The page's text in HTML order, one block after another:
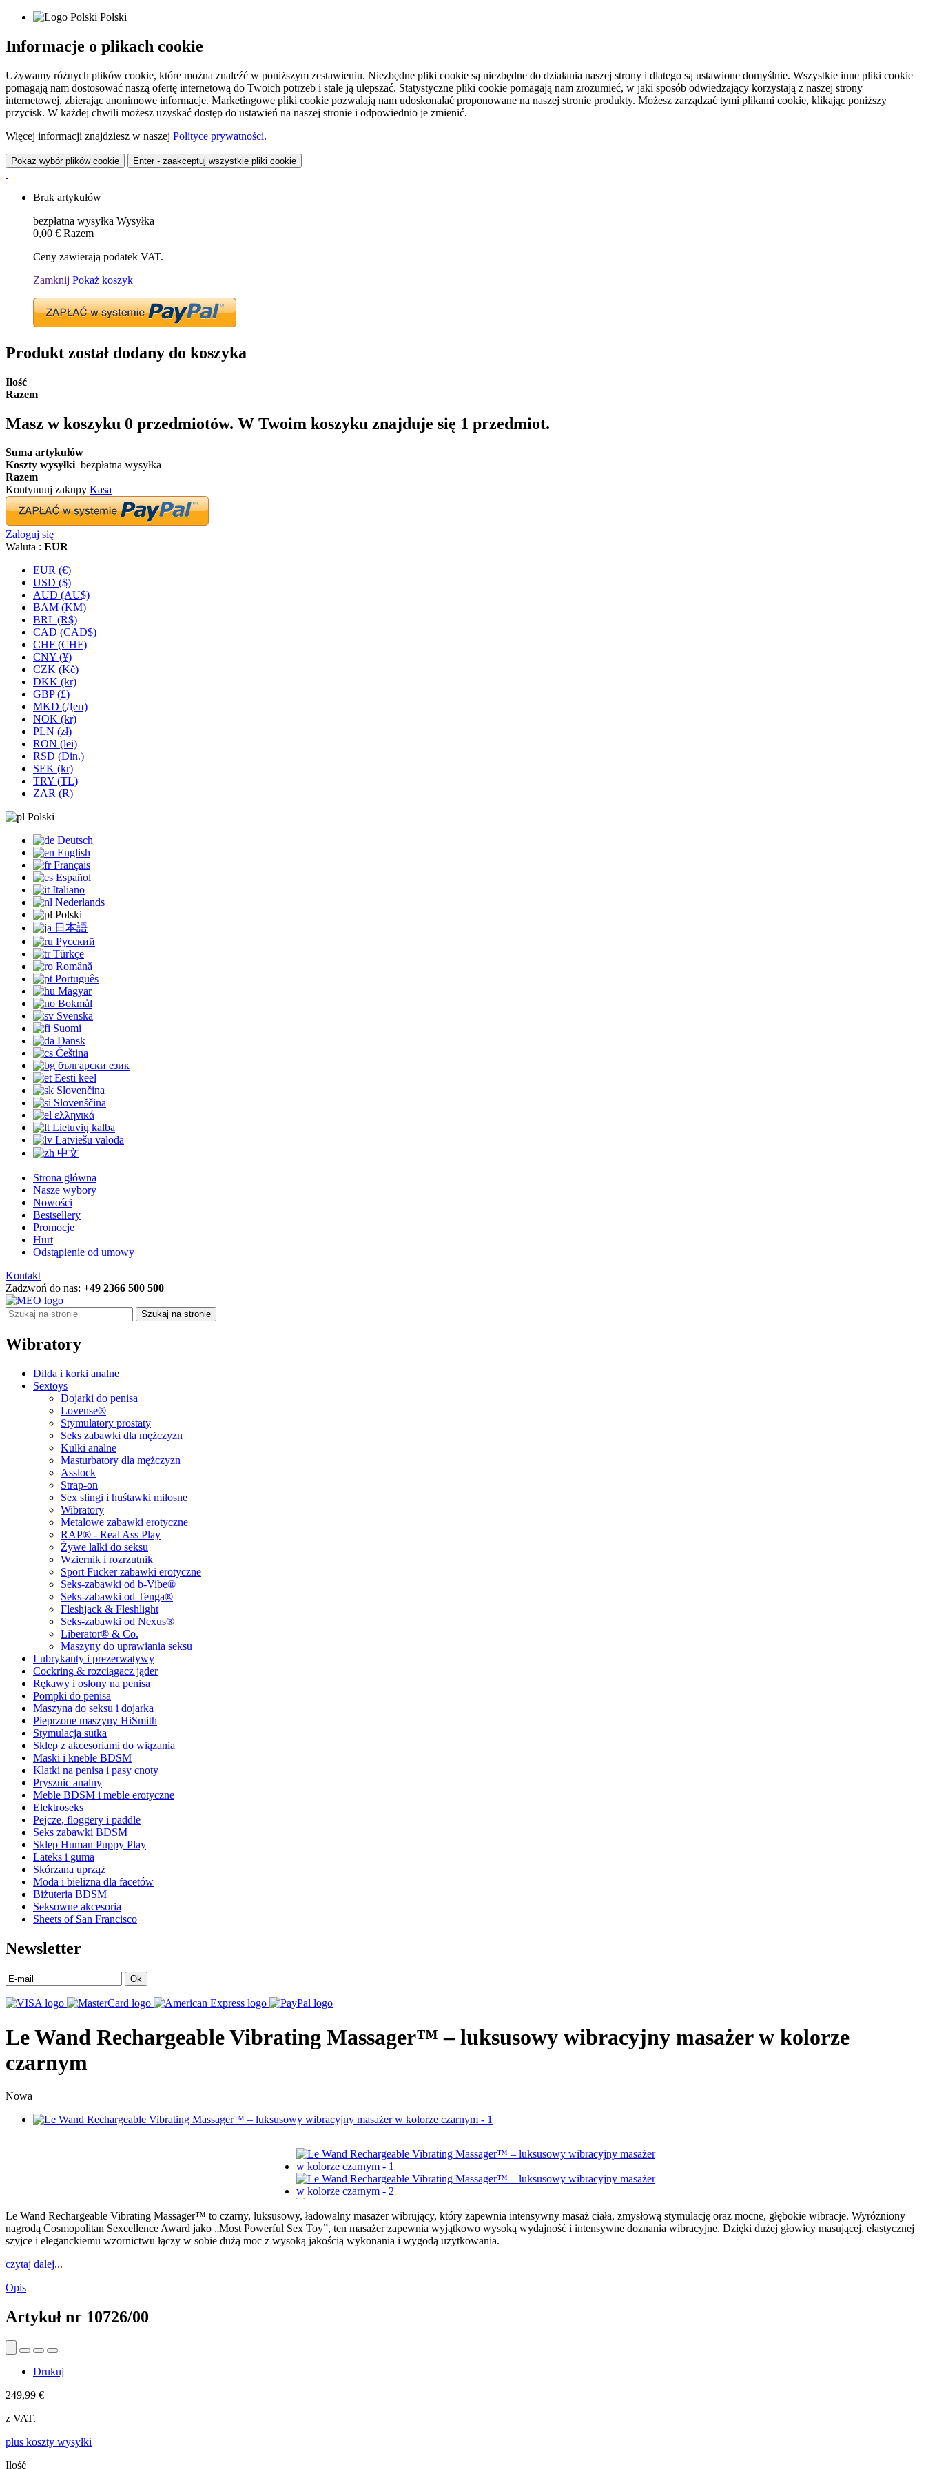
Polski
Informacje o plikach cookie
Używamy różnych plików cookie, które można znaleźć w poniższym zestawieniu. Niezbędne pliki cookie są niezbędne do działania naszej strony i dlatego są ustawione domyślnie. Wszystkie inne pliki cookie
pomagają nam dostosować naszą ofertę internetową do Twoich potrzeb i stale ją ulepszać. Statystyczne pliki cookie pomagają nam zrozumieć, w jaki sposób odwiedzający korzystają z naszej strony
internetowej, zbierając anonimowe informacje. Marketingowe pliki cookie pozwalają nam udoskonalać proponowane na naszej stronie produkty. Możesz zarządzać tymi plikami cookie, klikając poniższy
przycisk. W każdej chwili możesz uzyskać dostęp do ustawień na naszej stronie i odpowiednio je zmienić.
Więcej informacji znajdziesz w naszej Polityce prywatności.
Pokaż wybór plików cookie Enter - zaakceptuj wszystkie pliki cookie
Brak artykułów
bezpłatna wysyłka Wysyłka
0,00 € Razem
Ceny zawierają podatek VAT.
Zamknij Pokaż koszyk
Produkt został dodany do koszyka
Ilość
Razem
Masz w koszyku 0 przedmiotów. W Twoim koszyku znajduje się 1 przedmiot.
Suma artykułów
Koszty wysyłki bezpłatna wysyłka
Razem
Kontynuuj zakupy Kasa
Zaloguj się
Waluta : EUR
EUR (€)
USD ($)
AUD (AU$)
BAM (KM)
BRL (R$)
CAD (CAD$)
CHF (CHF)
CNY (¥)
CZK (Kč)
DKK (kr)
GBP (£)
MKD (Ден)
NOK (kr)
PLN (zł)
RON (lei)
RSD (Din.)
SEK (kr)
TRY (TL)
ZAR (R)
Polski
Deutsch
English
Français
Español
Italiano
Nederlands
Polski
日本語
Русский
Türkçe
Română
Português
Magyar
Bokmål
Svenska
Suomi
Dansk
Čeština
български език
Eesti keel
Slovenčina
Slovenščina
ελληνικά
Lietuvių kalba
Latviešu valoda
中文
Strona główna
Nasze wybory
Nowości
Bestsellery
Promocje
Hurt
Odstąpienie od umowy
Kontakt
Zadzwoń do nas: +49 2366 500 500
Szukaj na stronie
Wibratory
Dilda i korki analne
Sextoys
Dojarki do penisa
Lovense®
Stymulatory prostaty
Seks zabawki dla mężczyzn
Kulki analne
Masturbatory dla mężczyzn
Asslock
Strap-on
Sex slingi i huśtawki miłosne
Wibratory
Metalowe zabawki erotyczne
RAP® - Real Ass Play
Żywe lalki do seksu
Wziernik i rozrzutnik
Sport Fucker zabawki erotyczne
Seks-zabawki od b-Vibe®
Seks-zabawki od Tenga®
Fleshjack & Fleshlight
Seks-zabawki od Nexus®
Liberator® & Co.
Maszyny do uprawiania seksu
Lubrykanty i prezerwatywy
Cockring & rozciągacz jąder
Rękawy i osłony na penisa
Pompki do penisa
Maszyna do seksu i dojarka
Pieprzone maszyny HiSmith
Stymulacja sutka
Sklep z akcesoriami do wiązania
Maski i kneble BDSM
Klatki na penisa i pasy cnoty
Prysznic analny
Meble BDSM i meble erotyczne
Elektroseks
Pejcze, floggery i paddle
Seks zabawki BDSM
Sklep Human Puppy Play
Lateks i guma
Skórzana uprząż
Moda i bielizna dla facetów
Biżuteria BDSM
Seksowne akcesoria
Sheets of San Francisco
Newsletter
Ok
Le Wand Rechargeable Vibrating Massager™ – luksusowy wibracyjny masażer w kolorze
czarnym
Nowa
Le Wand Rechargeable Vibrating Massager™ to czarny, luksusowy, ładowalny masażer wibrujący, który zapewnia intensywny masaż ciała, zmysłową stymulację oraz mocne, głębokie wibracje. Wyróżniony
nagrodą Cosmopolitan Sexcellence Award jako „Most Powerful Sex Toy”, ten masażer zapewnia wyjątkowo wysoką wydajność i intensywne doznania wibracyjne. Dzięki dużej głowicy masującej, elastycznej
szyjce i eleganckiemu wzornictwu łączy w sobie dużą moc z wysoką jakością wykonania i wygodą użytkowania.
czytaj dalej...
Opis
Artykuł nr 10726/00
Drukuj
249,99 €
z VAT.
plus koszty wysyłki
Ilość